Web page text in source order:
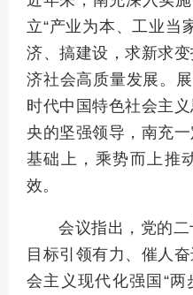
立“产业为本、工业当
济、搞建设，求新求
济社会高质量发展。
时代中国特色社会主
央的坚强领导，南充
基础上，乘势而上推
效。
会议指出，党的
目标引领有力、催人
会主义现代化强国“两